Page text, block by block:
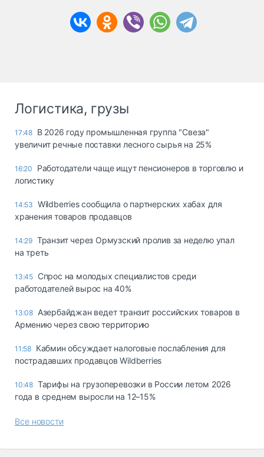
Логистика, грузы
17:48 В 2026 году промышленная группа "Свеза"
увеличит речные поставки лесного сырья на 25%
16:20
Работодатели чаще ищут пенсионеров в торговлю и
логистику
14:53 Wildberries сообщила о партнерских хабах для
хранения товаров продавцов
14:29 Транзит через Ормузский пролив за неделю упал
на треть
13:45 Спрос на молодых специалистов среди
работодателей вырос на 40%
13:08 Азербайджан ведет транзит российских товаров в
Армению через свою территорию
11:58 Кабмин обсуждает налоговые послабления для
пострадавших продавцов Wildberries
10:48 Тарифы на грузоперевозки в России летом 2026
года в среднем выросли на 12–15%
Все новости